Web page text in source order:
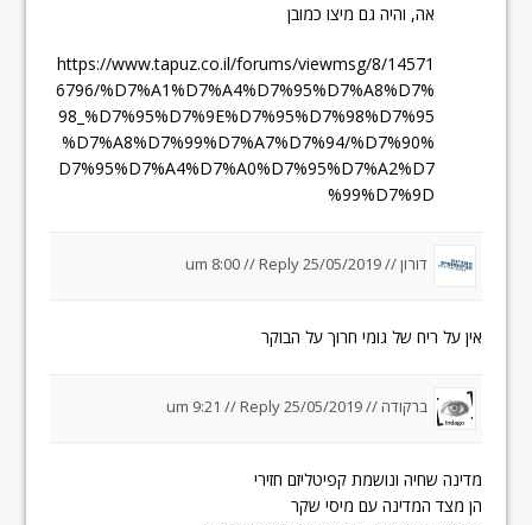
אה, והיה גם מיצו כמובן
https://www.tapuz.co.il/forums/viewmsg/8/14571
6796/%D7%A1%D7%A4%D7%95%D7%A8%D7%
98_%D7%95%D7%9E%D7%95%D7%98%D7%95
%D7%A8%D7%99%D7%A7%D7%94/%D7%90%
D7%95%D7%A4%D7%A0%D7%95%D7%A2%D7
%99%D7%9D
דורון//
25/05/2019 um 8:00
//Reply
אין על ריח של גומי חרוך על הבוקר
ברקודה //25/05/2019 um 9:21
//Reply
מדינה שחיה ונושמת קפיטליזם חזירי
הן מצד המדינה עם מיסי שקר